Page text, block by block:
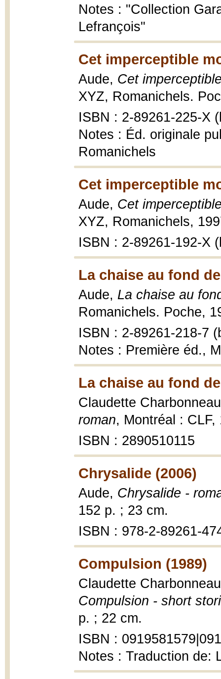
Notes : "Collection
Lefrançois"
Cet imperceptible
Aude, Cet
XYZ, Romanichels.
ISBN : 2-89261-225-X
Notes : Éd. originale
Romanichels
Cet imperceptible
Aude, Cet
XYZ, Romanichels,
ISBN : 2-89261-192-X
La chaise au fond
Aude, La chaise au
Romanichels. Poche,
ISBN : 2-89261-218-7
Notes : Première éd.,
La chaise au fond
Claudette
roman, Montréal :
ISBN : 2890510115
Chrysalide (2006)
Aude, Chrysalide -
152 p. ; 23 cm.
ISBN : 978-2-89261-
Compulsion (1989)
Claudette
Compulsion - short
p. ; 22 cm.
ISBN :
Notes : Traduction de: